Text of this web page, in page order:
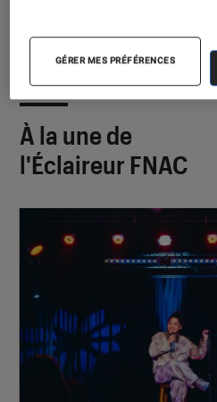
À la une de
l'Éclaireur FNAC
GÉRER MES PRÉFÉRENCES